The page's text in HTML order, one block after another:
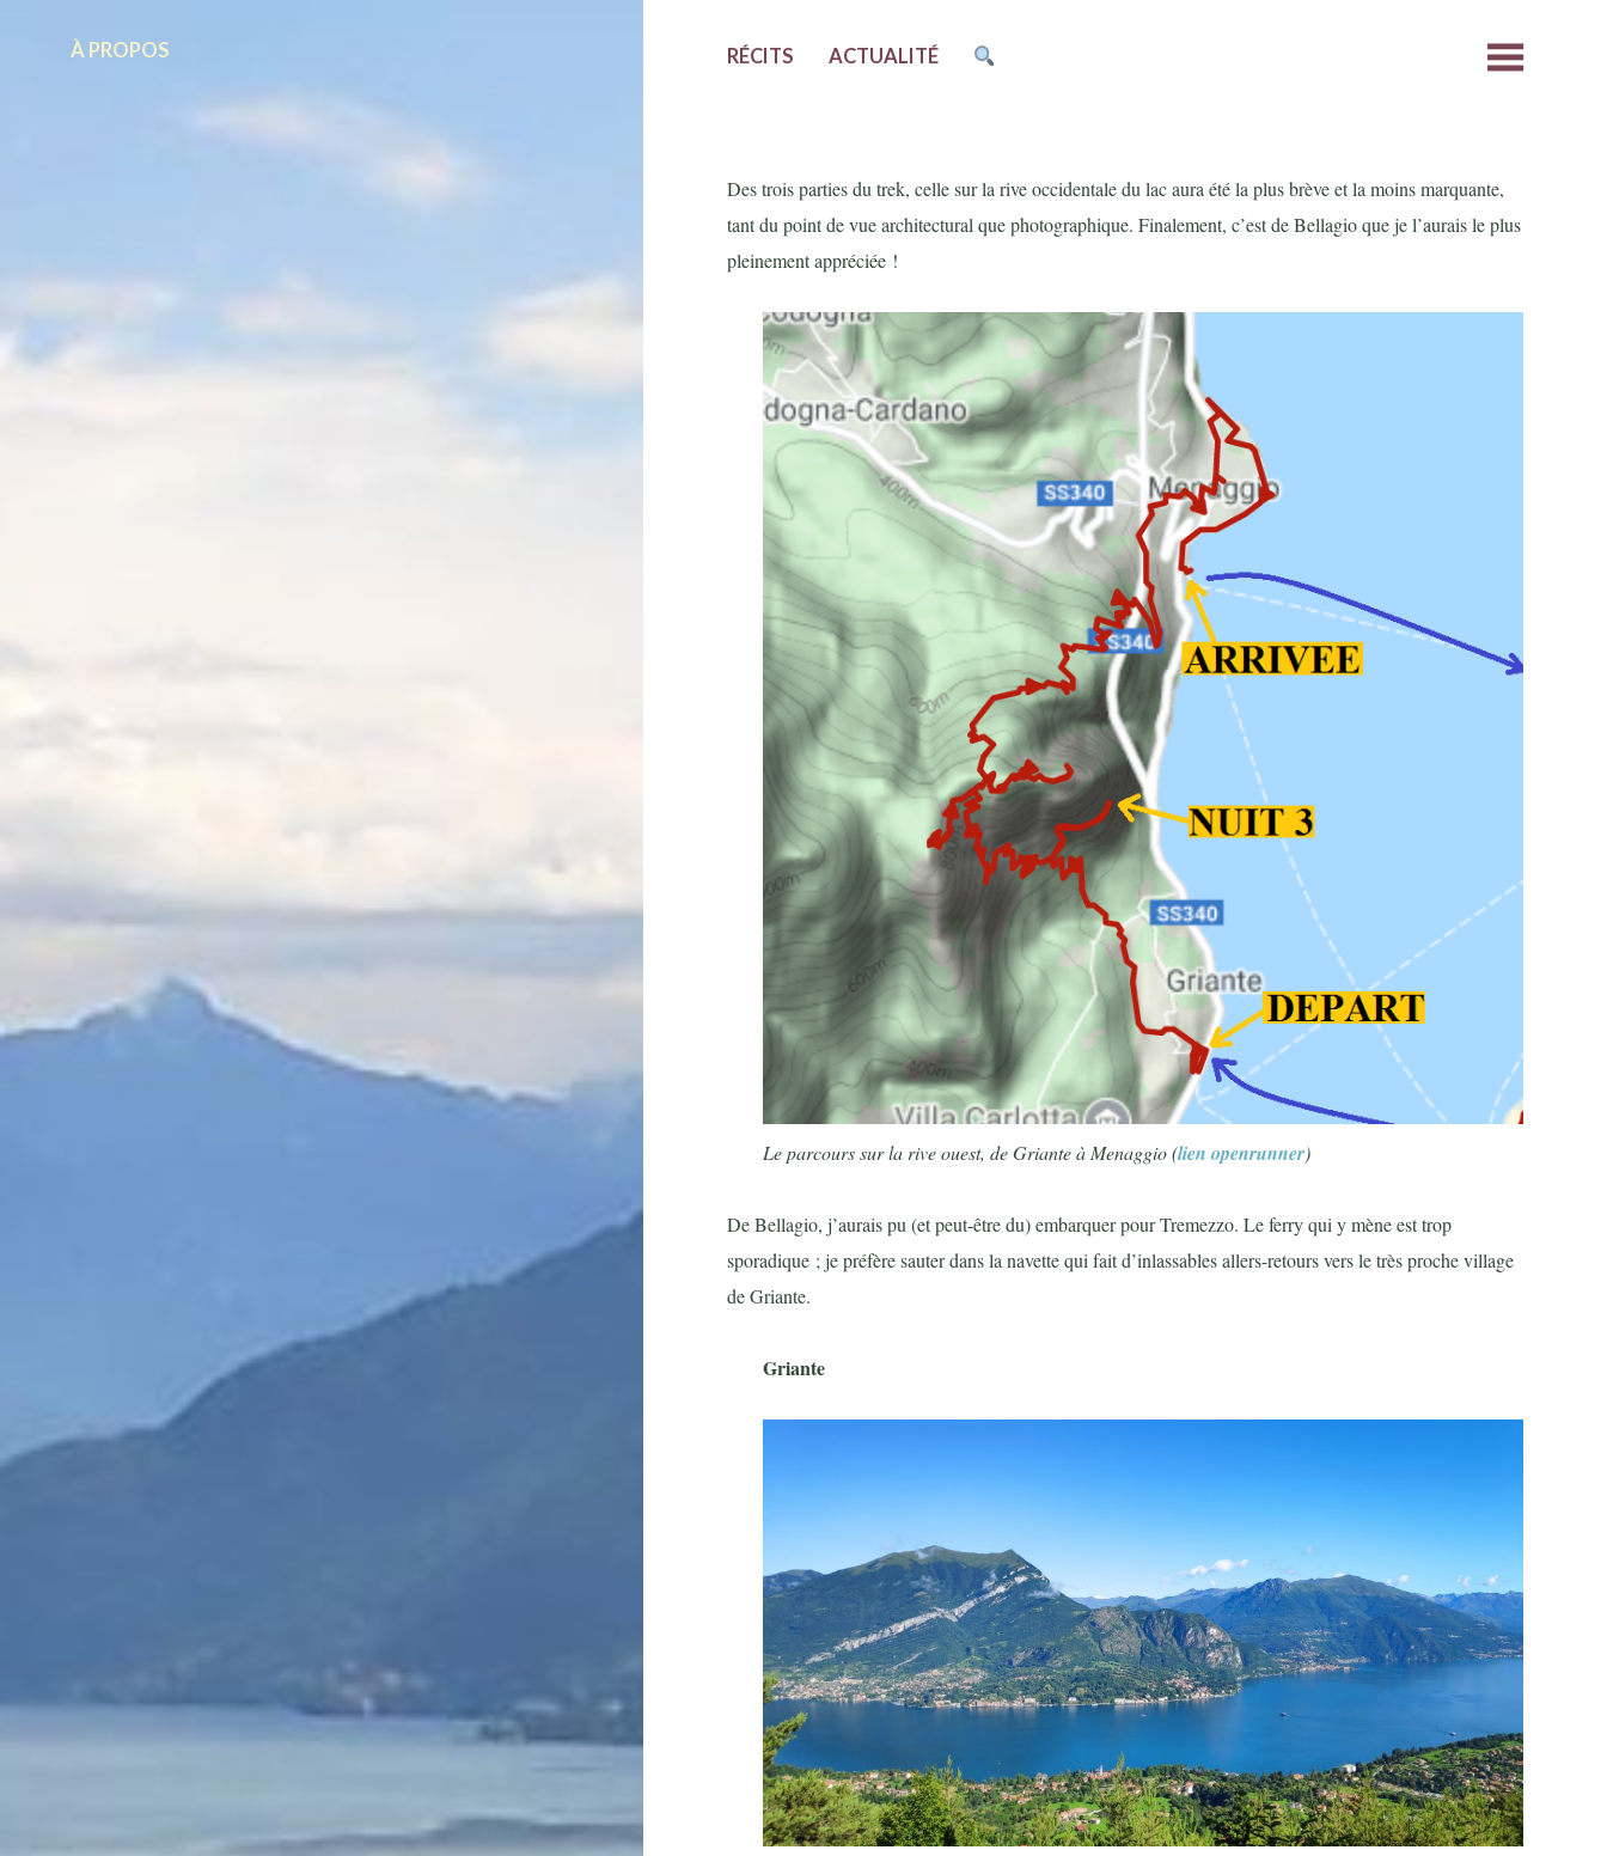
À PROPOS RÉCITS ACTUALITÉ
Des trois parties du trek, celle sur la rive occidentale du lac aura été la plus brève et la moins marquante,
tant du point de vue architectural que photographique. Finalement, c’est de Bellagio que je l’aurais le plus
pleinement appréciée !
Le parcours sur la rive ouest, de Griante à Menaggio (lien openrunner)
De Bellagio, j’aurais pu (et peut-être du) embarquer pour Tremezzo. Le ferry qui y mène est trop
sporadique ; je préfère sauter dans la navette qui fait d’inlassables allers-retours vers le très proche village
de Griante.
Griante